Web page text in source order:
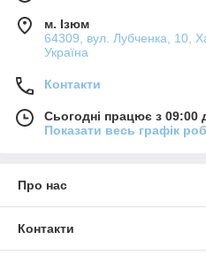
м. Ізюм
64309, вул. Лубченка, 10,
Україна
Контакти
Сьогодні працює з 09:00
Показати весь графік
Про нас
Контакти